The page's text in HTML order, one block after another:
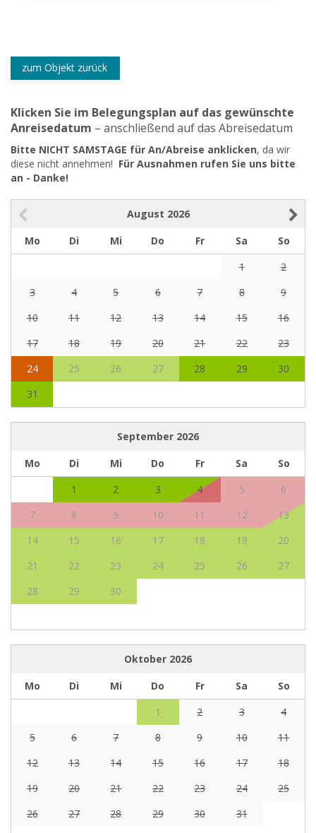
zum Objekt zurück
Klicken Sie im Belegungsplan auf das gewünschte
Anreisedatum – anschließend auf das Abreisedatum
Bitte NICHT SAMSTAGE für An/Abreise anklicken, da wir
diese nicht annehmen! Für Ausnahmen rufen Sie uns bitte
an - Danke!
August 2026
Mo
Di Mi Do Fr Sa
So
1
2
3
4 5 6 7 8
9
10
11 12 13 14 15
16
17
18 19 20 21 22
23
24
25 26 27 28 29
30
31
September 2026
Mo
Di Mi Do Fr Sa
So
1
2 3 4 5
6
7
8 9 10 11 12
13
14
15 16 17 18 19
20
21
22 23 24 25 26
27
28
29 30
Oktober 2026
Mo
Di Mi Do Fr Sa
So
1
2 3
4
5
6 7 8 9 10
11
12
13 14 15 16 17
18
19
20 21 22 23 24
25
26
27 28 29 30 31